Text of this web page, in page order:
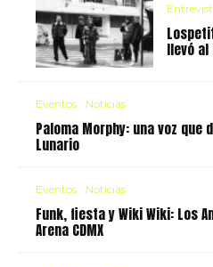
llevó al
Eventos Noticias
Paloma Morphy: una voz que
Lunario
Eventos Noticias
Funk, fiesta y Wiki Wiki: Los
Arena CDMX